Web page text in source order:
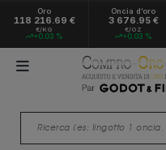
Oro
118 216.69 €
€/KG
+0.03 %
Oncia d’oro
3 676.95 €
€/OZ
+0.03 %